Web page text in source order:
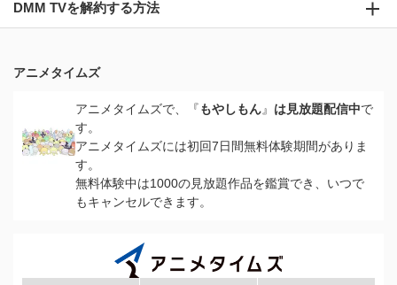
DMM TVを解約する方法
アニメタイムズ
アニメタイムズで、『もやしもん』 は見放題配信中で
す。
アニメタイムズには初回7日間無料体験期間がありま
す。
無料体験中は1000の見放題作品を鑑賞でき、いつで
もキャンセルできます。